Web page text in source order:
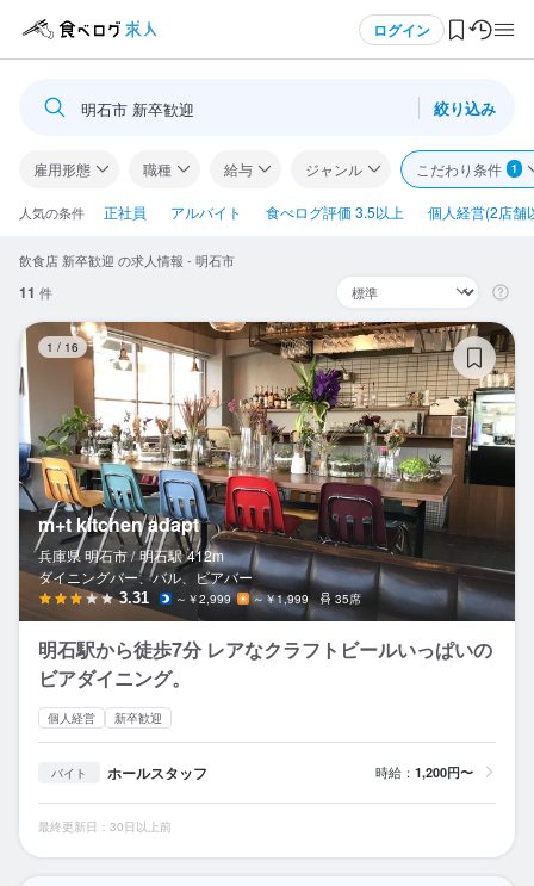
ログイン
ログイン・無料会員登録
食べログ求人TOP
求人検索
閲覧履歴
気になる求人
検索履歴・保存した条件
応募履歴
WEB履歴書
スカウト・メルマガ受信設定
ヘルプ・お問い合わせフォーム
掲載をご検討の店舗様へ
食べログ求人PRESS
明石市 新卒歓迎 絞り込み
雇用形態 職種 給与 ジャンル こだわり条件 1
人気の条件 正社員 アルバイト 食べログ評価 3.5以上 個人経営(2店舗
飲食店 新卒歓迎 の求人情報 - 明石市
11 件
1 / 16
m+t kitchen adapt
兵庫県 明石市 / 明石駅 412m
ダイニングバー、バル、ビアバー
3.31 ～￥2,999 ～￥1,999 35席
明石駅から徒歩7分 レアなクラフトビールいっぱいの
ビアダイニング。
個人経営 新卒歓迎
バイト ホールスタッフ 時給： 1,200円〜
最終更新日：30日以上前